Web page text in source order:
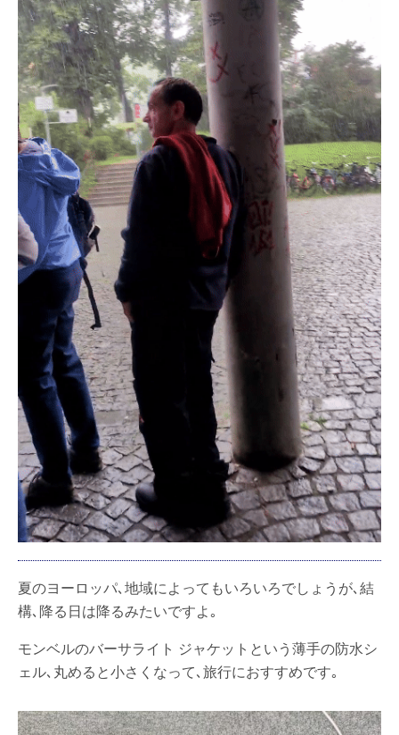
夏のヨーロッパ､地域によってもいろいろでしょうが､結
構､降る日は降るみたいですよ｡
モンベルのバーサライト ジャケットという薄手の防水シ
ェル､丸めると小さくなって､旅行におすすめです｡